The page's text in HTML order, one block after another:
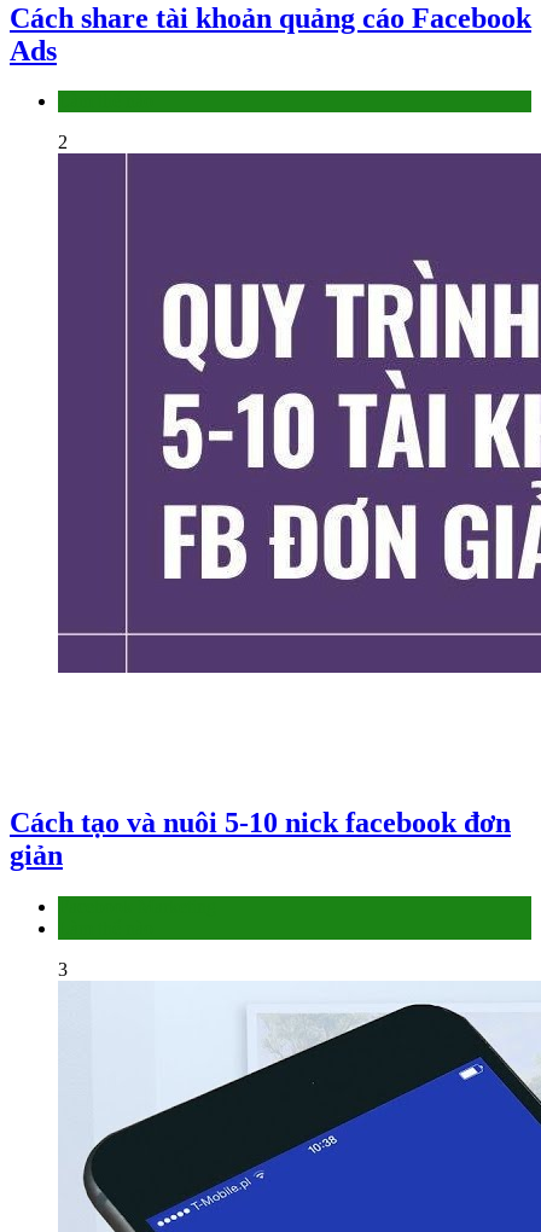
Cách share tài khoản quảng cáo Facebook
Ads
2
Cách tạo và nuôi 5-10 nick facebook đơn
giản
3